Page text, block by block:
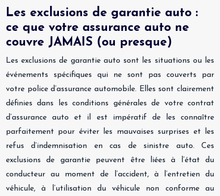
Les exclusions de garantie auto :
ce que votre assurance auto ne
couvre JAMAIS (ou presque)
Les exclusions de garantie auto sont les situations ou les
événements spécifiques qui ne sont pas couverts par
votre police d’assurance automobile. Elles sont clairement
définies dans les conditions générales de votre contrat
d’assurance auto et il est impératif de les connaître
parfaitement pour éviter les mauvaises surprises et les
refus d’indemnisation en cas de sinistre auto. Ces
exclusions de garantie peuvent être liées à l’état du
conducteur au moment de l’accident, à l’entretien du
véhicule, à l’utilisation du véhicule non conforme au